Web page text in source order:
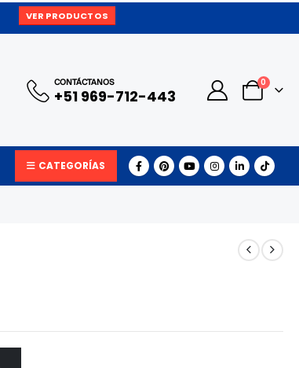
VER PRODUCTOS
CONTÁCTANOS
+51 969-712-443
0
CATEGORÍAS